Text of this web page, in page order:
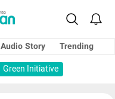
Audio Story
Trending
Green Initiative